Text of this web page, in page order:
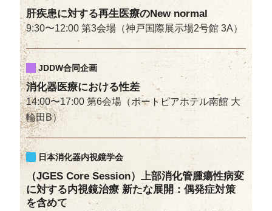
肝疾患に対する再生医療のNew normal
9:30〜12:00 第3会場（神戸国際展示場2号館 3A）
JDDW合同企画
消化器医療における性差
14:00〜17:00 第6会場（ポートピアホテル南館 大
輪田B）
日本消化器内視鏡学会
（JGES Core Session）上部消化管腫瘍性病変
に対する内視鏡治療 新たな展開：偶発症対策
を含めて